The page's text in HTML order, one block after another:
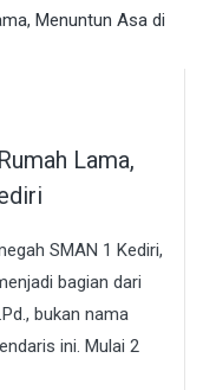
Lama,
SMAN 1 Kediri,
bagian dari
bukan nama
ini. Mulai 2